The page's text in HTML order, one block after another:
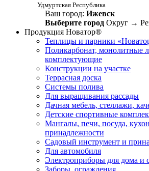
Удмуртская Республика
Ваш город: Ижевск
Выберите город Округ →
Продукция Новатор®
Теплицы и парники
Поликарбонат, монолитные
комплектующие
Конструкции на участке
Террасная доска
Системы полива
Для выращивания рассады
Дачная мебель, стеллажи,
Детские спортивные
Мангалы, печи, посуда,
принадлежности
Садовый инструмент и
Для автомобиля
Электроприборы для дома и
Заборы, ограждения